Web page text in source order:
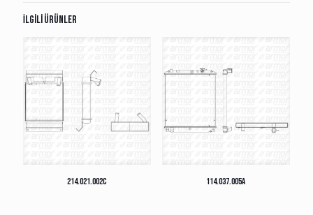
İlgili ürünler
214.021.002C 114.037.005A